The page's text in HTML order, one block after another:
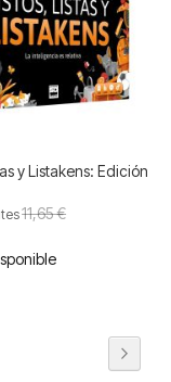
y Listakens: Edición
11,65 €